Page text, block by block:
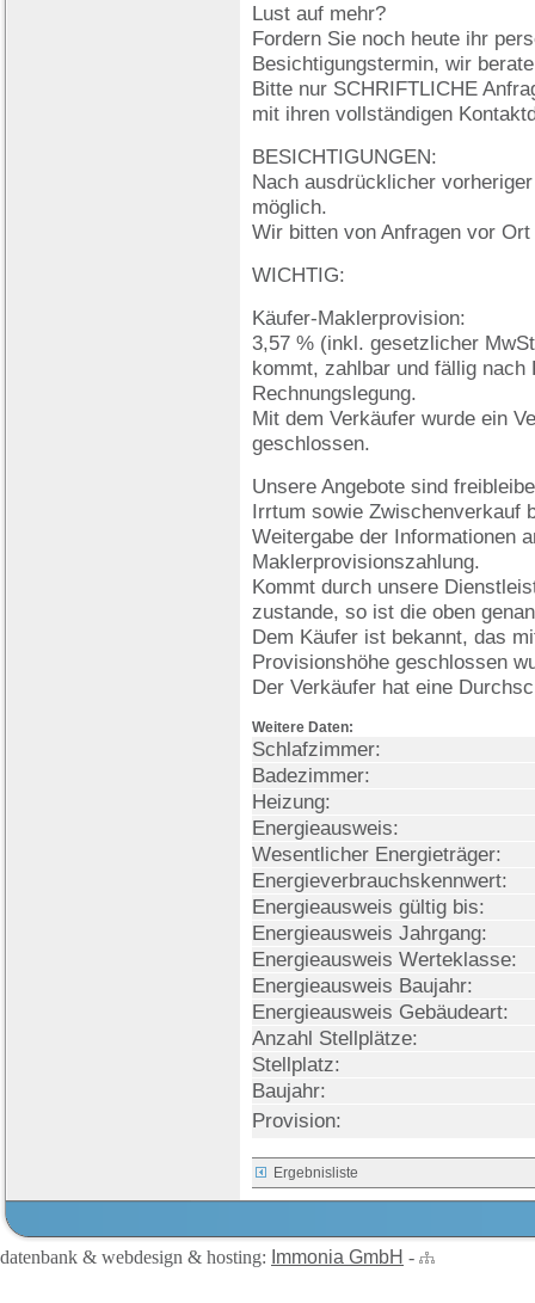
Lust auf mehr?
Fordern Sie noch heute ihr
Besichtigungstermin, wir
Bitte nur SCHRIFTLICHE
mit ihren vollständigen
BESICHTIGUNGEN:
Nach ausdrücklicher
möglich.
Wir bitten von Anfragen vor
WICHTIG:
Käufer-Maklerprovision:
3,57 % (inkl. gesetzlicher
kommt, zahlbar und fällig
Rechnungslegung.
Mit dem Verkäufer wurde ein
geschlossen.
Unsere Angebote sind
Irrtum sowie Zwischenverkauf
Weitergabe der Informationen
Maklerprovisionszahlung.
Kommt durch unsere
zustande, so ist die oben
Dem Käufer ist bekannt, das
Provisionshöhe geschlossen
Der Verkäufer hat eine
Weitere Daten:
Schlafzimmer:
Badezimmer:
Heizung:
Energieausweis:
Wesentlicher Energieträger:
Energieverbrauchskennwert:
Energieausweis gültig bis:
Energieausweis Jahrgang:
Energieausweis Werteklasse:
Energieausweis Baujahr:
Energieausweis Gebäudeart:
Anzahl Stellplätze:
Stellplatz:
Baujahr:
Provision:
Ergebnisliste
datenbank & webdesign & hosting: Immonia GmbH -